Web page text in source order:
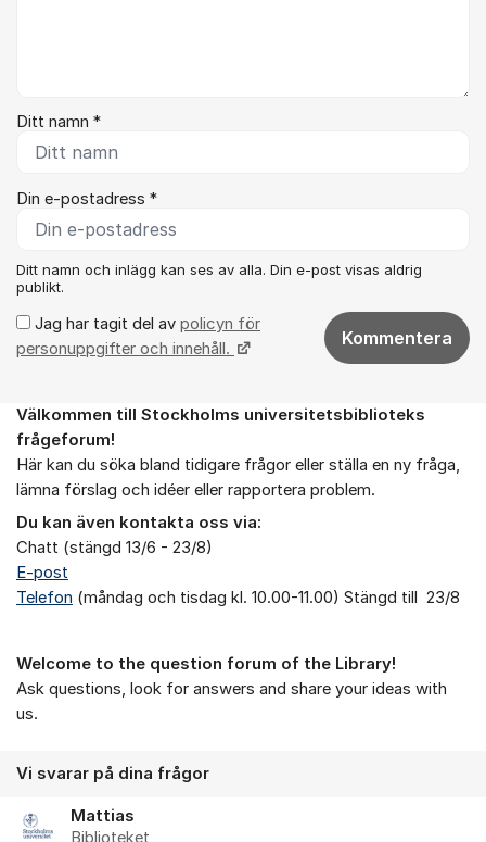
Ditt namn *
Din e-postadress *
Ditt namn och inlägg kan ses av alla. Din e-post visas aldrig
publikt.
Jag har tagit del av policyn för
personuppgifter och innehåll.
Kommentera
Om forumet
Välkommen till Stockholms universitetsbiblioteks
frågeforum!
Här kan du söka bland tidigare frågor eller ställa en ny fråga,
lämna förslag och idéer eller rapportera problem.
Du kan även kontakta oss via:
Chatt (stängd 13/6 - 23/8)
E-post
Telefon (måndag och tisdag kl. 10.00-11.00) Stängd till 23/8
Welcome to the question forum of the Library!
Ask questions, look for answers and share your ideas with
us.
Vi svarar på dina frågor
Mattias
Biblioteket